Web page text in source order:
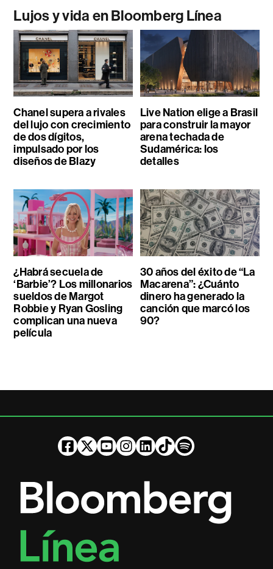
Lujos y vida en Bloomberg Línea
Chanel supera a rivales
del lujo con crecimiento
de dos dígitos,
impulsado por los
diseños de Blazy
Live Nation elige a Brasil
para construir la mayor
arena techada de
Sudamérica: los
detalles
¿Habrá secuela de
‘Barbie’? Los millonarios
sueldos de Margot
Robbie y Ryan Gosling
complican una nueva
película
30 años del éxito de “La
Macarena”: ¿Cuánto
dinero ha generado la
canción que marcó los
90?